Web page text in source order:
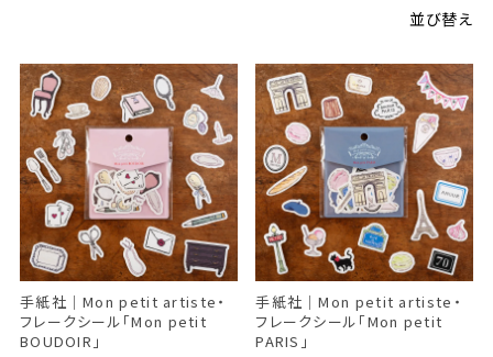
並び替え
手紙社｜Mon petit artiste・
フレークシール「Mon petit
BOUDOIR」
手紙社｜Mon petit artiste・
フレークシール「Mon petit
PARIS」